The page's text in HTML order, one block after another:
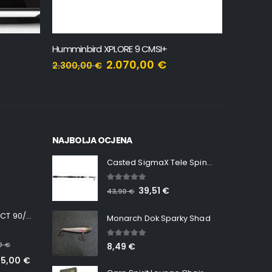
Humminbird XPLORE 9 CMSI+
2.300,00€ 2.070,00 €
Minn Kota RT INSTINCT 90/115 WR QUEST
€
€
NAJBOLJA OCJENA
Casted SigmaX Tele Spin, 300cm, 40-80gr
out of 5
43,90€ 39,51 €
Monarch Dok Sparky Shad
5.00
8,49 €